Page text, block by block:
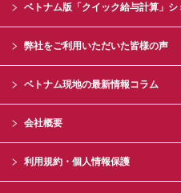
ベトナム版「クイック給与計算」シ
弊社をご利用いただいた皆様の声
ベトナム現地の最新情報コラム
会社概要
利用規約・個人情報保護